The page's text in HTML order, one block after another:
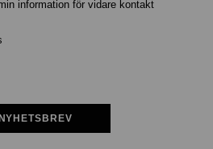
information för vidare kontakt